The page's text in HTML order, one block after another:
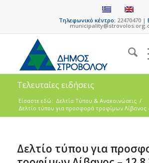
Τηλεφωνικό κέντρο: 22470470 |
Τελευταίες ειδήσεις
Είσαστε εδώ: Δελτία Τύπου & Ανακοινώσεις /
Δελτίο τύπου για προσφορά τροφίμων Λίβανος
Δελτίο τύπου για